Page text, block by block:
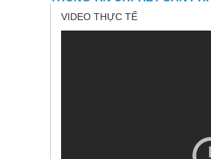
VIDEO THỰC TẾ